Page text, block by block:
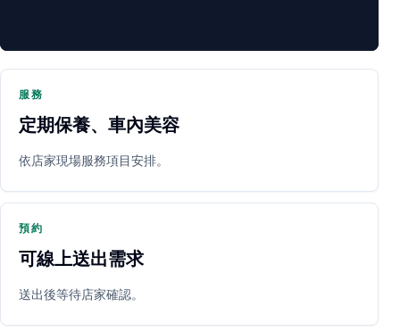
PARTNER SHOP
立即預約 開啟地圖 其他店家
服務
定期保養、車內美容
依店家現場服務項目安排。
預約
可線上送出需求
送出後等待店家確認。